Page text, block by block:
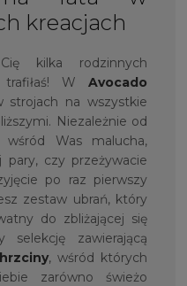
kreacjach
kilka rodzinnych
trafiłaś! WAvocado
strojach na wszystkie
Niezależnie od
Was malucha,
pary, czy przeżywacie
po raz pierwszy
zestaw ubrań, który
do zbliżającej się
selekcję zawierającą
, wśród których
zarówno świeżo